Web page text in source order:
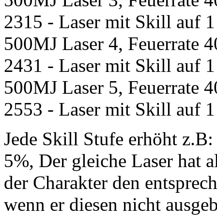
2315 - Laser mit Skill auf 1
500MJ Laser 4, Feuerrate
2431 - Laser mit Skill auf 1
500MJ Laser 5, Feuerrate
2553 - Laser mit Skill auf 1
Jede Skill Stufe erhöht
5%, Der gleiche Laser hat
der Charakter den
wenn er diesen nicht